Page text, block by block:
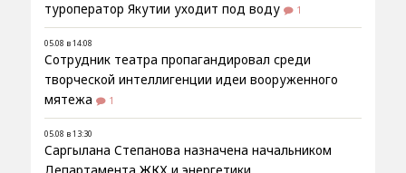
туроператор Якутии уходит под воду
1
05.08 в 14:08
Сотрудник театра пропагандировал среди
творческой интеллигенции идеи вооруженного
мятежа
1
05.08 в 13:30
Саргылана Степанова назначена начальником